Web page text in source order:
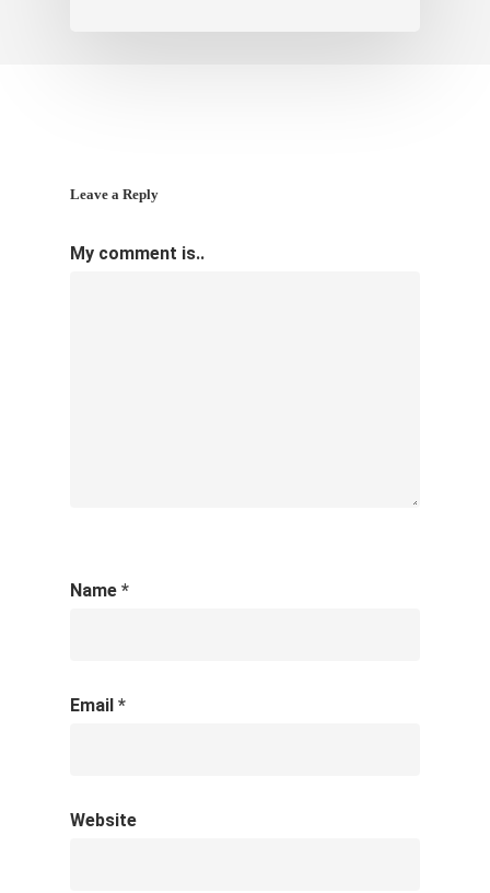
Leave a Reply
My comment is..
Name *
Email *
Website